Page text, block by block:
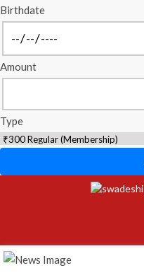
Birthdate
Amount
Type